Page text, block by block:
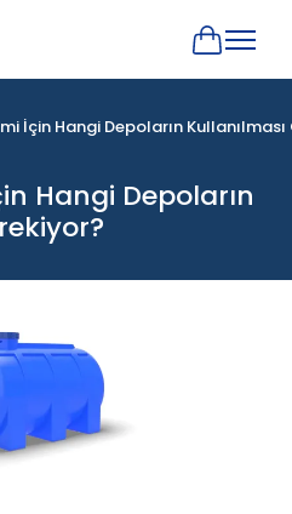
İçin Hangi Depoların
Hangi Depoların